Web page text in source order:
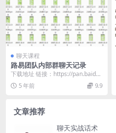
聊天课程
路易团队内部群聊天记录
下载地址 链接：https://pan.baidu.
com/s/1lgG6OcZ...
5 年前 9.9
文章推荐
聊天实战话术